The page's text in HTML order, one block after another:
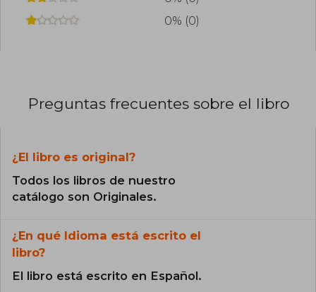
0% (0)
Preguntas frecuentes sobre el libro
¿El libro es original?
Todos los libros de nuestro
catálogo son Originales.
¿En qué Idioma está escrito el
libro?
El libro está escrito en Español.